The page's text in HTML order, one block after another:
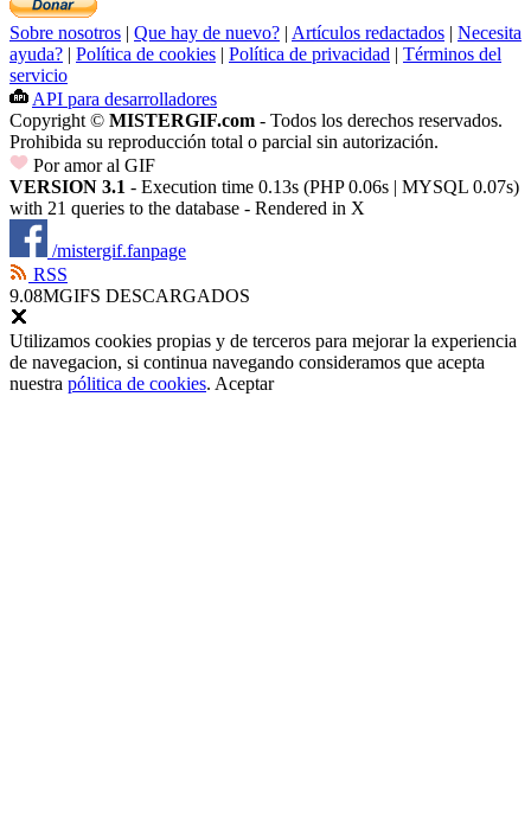
Sobre nosotros | Que hay de nuevo? | Artículos redactados | Necesita
ayuda? | Política de cookies | Política de privacidad | Términos del
servicio
API para desarrolladores
Copyright © MISTERGIF.com - Todos los derechos reservados.
Prohibida su reproducción total o parcial sin autorización.
Por amor al GIF
VERSION 3.1 - Execution time 0.13s (PHP 0.06s | MYSQL 0.07s)
with 21 queries to the database - Rendered in X
/mistergif.fanpage
RSS
9.08MGIFS DESCARGADOS
Utilizamos cookies propias y de terceros para mejorar la experiencia
de navegacion, si continua navegando consideramos que acepta
nuestra pólitica de cookies. Aceptar